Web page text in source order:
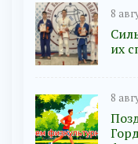
8
их
8